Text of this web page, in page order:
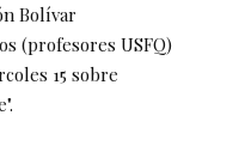
Bolívar
(profesores USFQ)
15 sobre